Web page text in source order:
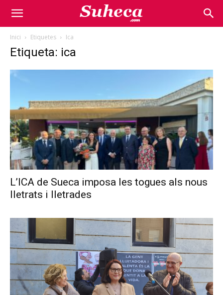
Inici Etiquetes Ica
Etiqueta: ica
L’ICA de Sueca imposa les togues als nous
lletrats i lletrades